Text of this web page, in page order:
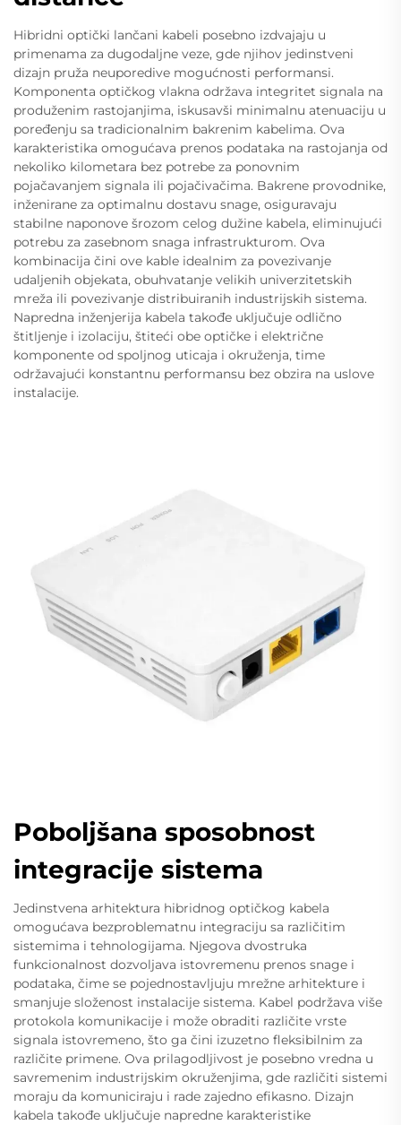
Hibridni optički lančani kabeli posebno izdvajaju u
primenama za dugodaljne veze, gde njihov jedinstveni
dizajn pruža neuporedive mogućnosti performansi.
Komponenta optičkog vlakna održava integritet signala na
produženim rastojanjima, iskusavši minimalnu atenuaciju u
poređenju sa tradicionalnim bakrenim kabelima. Ova
karakteristika omogućava prenos podataka na rastojanja od
nekoliko kilometara bez potrebe za ponovnim
pojačavanjem signala ili pojačivačima. Bakrene provodnike,
inženirane za optimalnu dostavu snage, osiguravaju
stabilne naponove šrozom celog dužine kabela, eliminujući
potrebu za zasebnom snaga infrastrukturom. Ova
kombinacija čini ove kable idealnim za povezivanje
udaljenih objekata, obuhvatanje velikih univerzitetskih
mreža ili povezivanje distribuiranih industrijskih sistema.
Napredna inženjerija kabela takođe uključuje odlično
štitljenje i izolaciju, štiteći obe optičke i električne
komponente od spoljnog uticaja i okruženja, time
održavajući konstantnu performansu bez obzira na uslove
instalacije.
Poboljšana sposobnost
integracije sistema
Jedinstvena arhitektura hibridnog optičkog kabela
omogućava bezproblematnu integraciju sa različitim
sistemima i tehnologijama. Njegova dvostruka
funkcionalnost dozvoljava istovremenu prenos snage i
podataka, čime se pojednostavljuju mrežne arhitekture i
smanjuje složenost instalacije sistema. Kabel podržava više
protokola komunikacije i može obraditi različite vrste
signala istovremeno, što ga čini izuzetno fleksibilnim za
različite primene. Ova prilagodljivost je posebno vredna u
savremenim industrijskim okruženjima, gde različiti sistemi
moraju da komuniciraju i rade zajedno efikasno. Dizajn
kabela takođe uključuje napredne karakteristike